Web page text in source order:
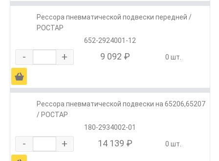
Рессора пневматической подвески передней /
РОСТАР
652-2924001-12
- + 9 092 ₽ 0 шт.
Ä
Рессора пневматической подвески на 65206,65207
/ РОСТАР
180-2934002-01
- + 14 139 ₽ 0 шт.